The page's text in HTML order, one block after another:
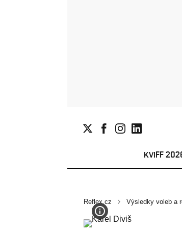
KVIFF
Reflex.cz Výsledky voleb a